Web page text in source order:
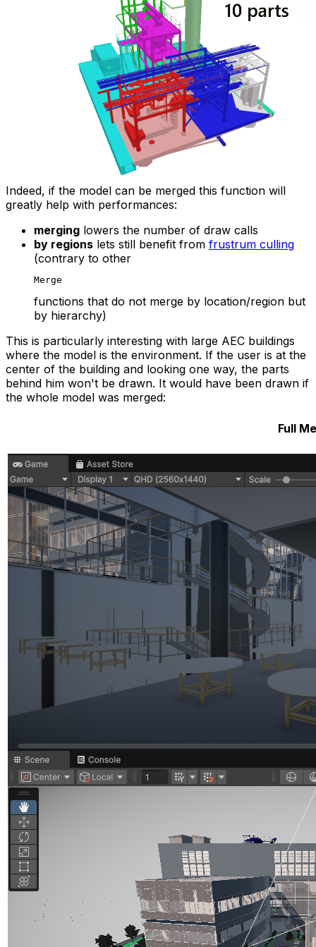
Indeed, if the model can be merged this function will
greatly help with performances:
merging lowers the number of draw calls
by regions lets still benefit from frustrum culling
(contrary to other
Merge
functions that do not merge by location/region but
by hierarchy)
This is particularly interesting with large AEC buildings
where the model is the environment. If the user is at the
center of the building and looking one way, the parts
behind him won't be drawn. It would have been drawn if
the whole model was merged:
Full